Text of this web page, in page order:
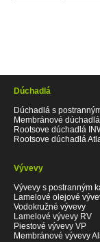
Dúchadlá
Dúchadlá s
Membránové
Rootsove dúchadlá
Rootsove dúchadlá
Vývevy
Vývevy s postranným
Lamelové olejové
Vodokružné vývevy
Lamelové vývevy RV
Piestové vývevy VP
Membránové vývevy